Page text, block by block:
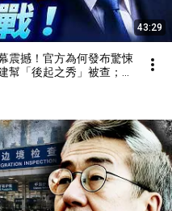
43:29
震撼！官方為何發布驚悚
幫「後起之秀」被查；魔
| 唐靖遠 | 2026.08.08 #